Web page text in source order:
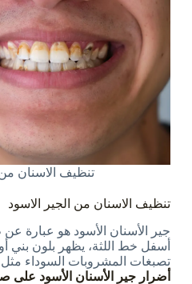
تنظيف الاسنان من
تنظيف الاسنان من الجير الاسود
جير الأسنان الأسود هو عبارة
أسفل خط اللثة، يظهر بلون بني
تصبغات المشروبات السوداء مثل
أضرار جير الأسنان الأسود على